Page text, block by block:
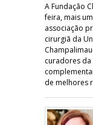
A Fundação
feira, mais
associação
cirurgiã da
curadores da
de melhores